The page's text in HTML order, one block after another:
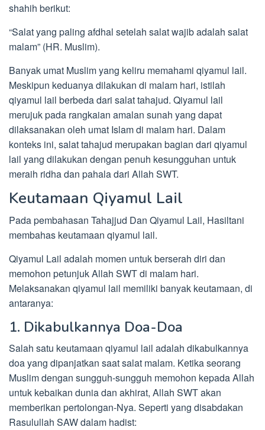
shahih berikut:
“Salat yang paling afdhal setelah salat wajib adalah salat
malam” (HR. Muslim).
Banyak umat Muslim yang keliru memahami qiyamul lail.
Meskipun keduanya dilakukan di malam hari, istilah
qiyamul lail berbeda dari salat tahajud. Qiyamul lail
merujuk pada rangkaian amalan sunah yang dapat
dilaksanakan oleh umat Islam di malam hari. Dalam
konteks ini, salat tahajud merupakan bagian dari qiyamul
lail yang dilakukan dengan penuh kesungguhan untuk
meraih ridha dan pahala dari Allah SWT.
Keutamaan Qiyamul Lail
Pada pembahasan Tahajjud Dan Qiyamul Lail, Hasiltani
membahas keutamaan qiyamul lail.
Qiyamul Lail adalah momen untuk berserah diri dan
memohon petunjuk Allah SWT di malam hari.
Melaksanakan qiyamul lail memiliki banyak keutamaan, di
antaranya:
1. Dikabulkannya Doa-Doa
Salah satu keutamaan qiyamul lail adalah dikabulkannya
doa yang dipanjatkan saat salat malam. Ketika seorang
Muslim dengan sungguh-sungguh memohon kepada Allah
untuk kebaikan dunia dan akhirat, Allah SWT akan
memberikan pertolongan-Nya. Seperti yang disabdakan
Rasulullah SAW dalam hadist: